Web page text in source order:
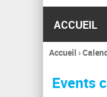
ACCUEIL
Vous
ici
Accueil ›
Events